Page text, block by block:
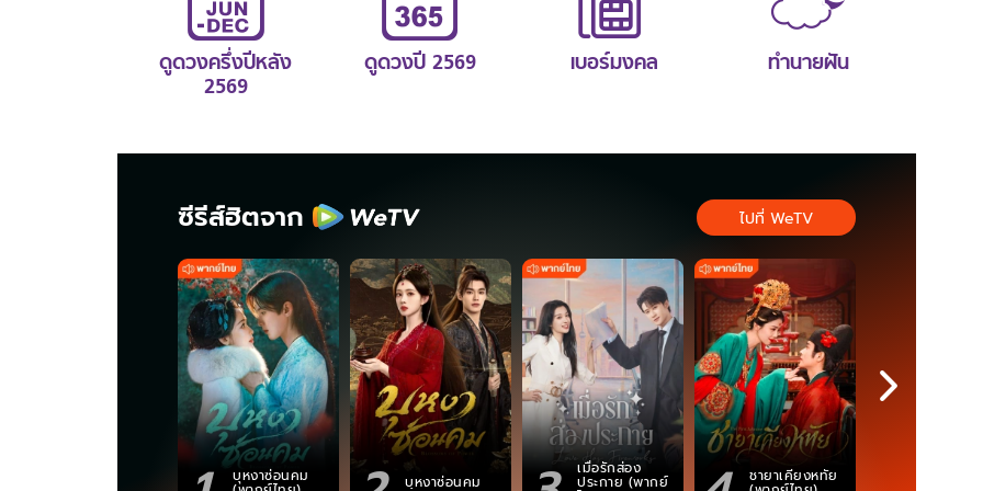
ดูดวงครึ่งปีหลัง
2569
ดูดวงปี 2569 เบอร์มงคล ทำนายฝัน
ซีรีส์ฮิตจาก
บุหงาซ่อนคม บุหงาซ่อนคม
เมื่อรักส่อง
ประกาย (พากย์ ชายาเคียงหทัย
ไปที่ WeTV